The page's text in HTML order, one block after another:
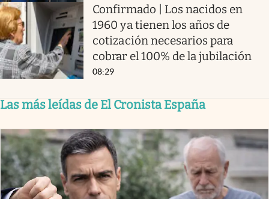
Confirmado | Los nacidos en
1960 ya tienen los años de
cotización necesarios para
cobrar el 100% de la jubilación
08:29
Las más leídas de El Cronista España